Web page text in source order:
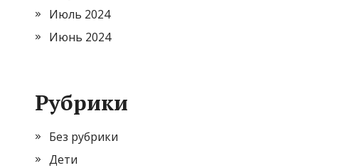
Июль 2024
Июнь 2024
Рубрики
Без рубрики
Дети